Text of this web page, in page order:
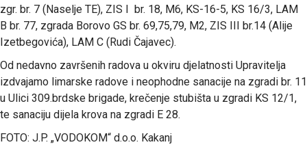
zgr. br. 7 (Naselje TE), ZIS I br. 18, M6, KS-16-5, KS 16/3, LAM
B br. 77, zgrada Borovo GS br. 69,75,79, M2, ZIS III br.14 (Alije
Izetbegovića), LAM C (Rudi Čajavec).
Od nedavno završenih radova u okviru djelatnosti Upravitelja
izdvajamo limarske radove i neophodne sanacije na zgradi br. 11
u Ulici 309.brdske brigade, krečenje stubišta u zgradi KS 12/1,
te sanaciju dijela krova na zgradi E 28.
FOTO: J.P. „VODOKOM“ d.o.o. Kakanj